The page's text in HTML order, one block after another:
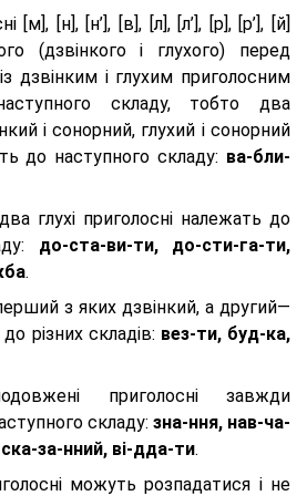
[м], [н], [н’], [в], [л], [л’], [р], [р’], [й]
(дзвінкого і глухого) перед
дзвінким і глухим приголосним
складу, тобто два
і сонорний, глухий і сонорний
до наступного складу: ва-бли-
глухі приголосні належать до
до-ста-ви-ти, до-сти-га-ти,
.
з яких дзвінкий, а другий—
різних складів: вез-ти, буд-ка,
приголосні завжди
складу: зна-ння, нав-ча-
за-нний, ві-дда-ти.
можуть розпадатися і не